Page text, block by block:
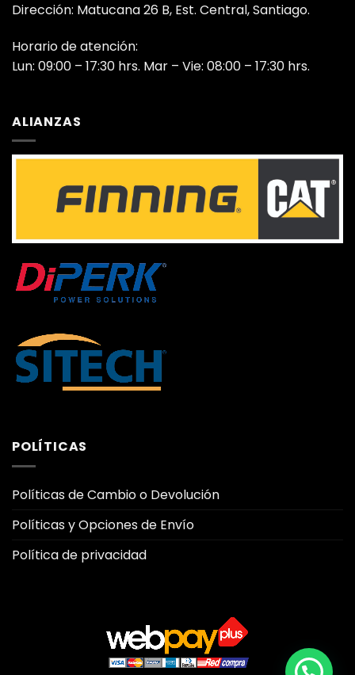
Dirección: Matucana 26 B, Est. Central, Santiago.
Horario de atención:
Lun: 09:00 – 17:30 hrs. Mar – Vie: 08:00 – 17:30 hrs.
ALIANZAS
POLÍTICAS
Políticas de Cambio o Devolución
Políticas y Opciones de Envío
Política de privacidad